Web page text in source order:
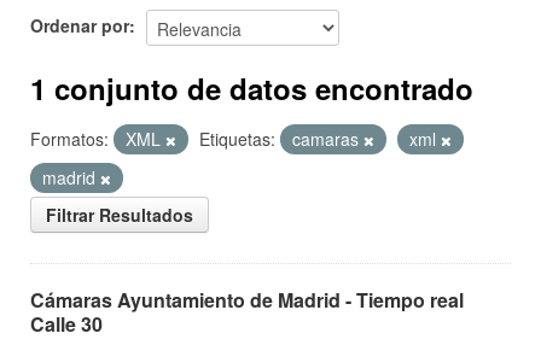
Ordenar por
1 conjunto de datos encontrado
Formatos: XML Etiquetas: camaras
xml
madrid
Filtrar Resultados
Cámaras Ayuntamiento de Madrid - Tiempo real
Calle 30